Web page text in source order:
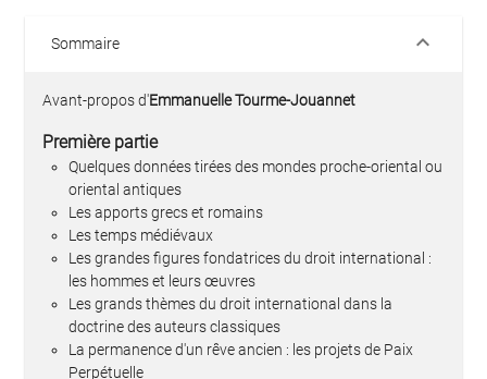
Sommaire keyboard_arrow_down
Avant-propos d'Emmanuelle Tourme-Jouannet
Première partie
Quelques données tirées des mondes proche-oriental ou
oriental antiques
Les apports grecs et romains
Les temps médiévaux
Les grandes figures fondatrices du droit international :
les hommes et leurs œuvres
Les grands thèmes du droit international dans la
doctrine des auteurs classiques
La permanence d'un rêve ancien : les projets de Paix
Perpétuelle